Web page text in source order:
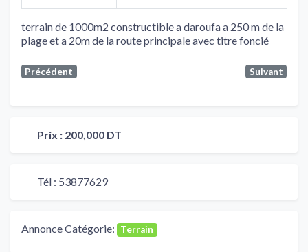
terrain de 1000m2 constructible a daroufa a 250 m de la
plage et a 20m de la route principale avec titre foncié
Précédent Suivant
Prix : 200,000 DT
Tél : 53877629
Annonce Catégorie: Terrain